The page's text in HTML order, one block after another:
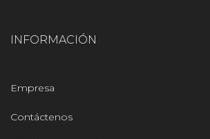
INFORMACIÓN
Empresa
Contáctenos